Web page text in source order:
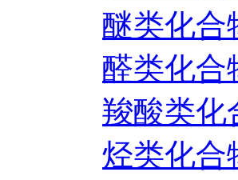
醚类化合
醛类化合
羧酸类化
烃类化合